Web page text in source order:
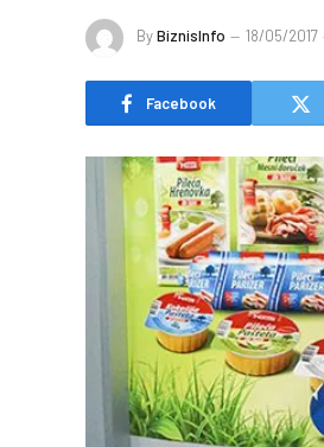
ByBiznisInfo 18/05/2017
Facebook